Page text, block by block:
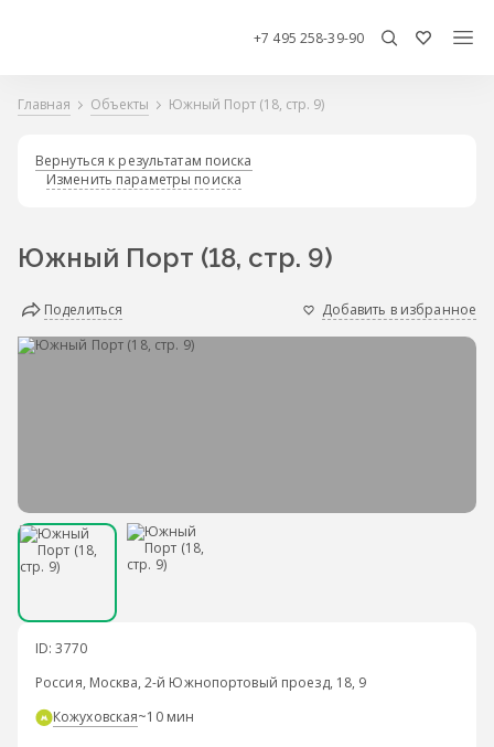
+7 495 258-39-90
Главная Объекты Южный Порт (18, стр. 9)
Вернуться к результатам поиска
Изменить параметры поиска
Южный Порт (18, стр. 9)
Поделиться Добавить в избранное
ID: 3770
Россия, Москва, 2-й Южнопортовый проезд, 18, 9
Кожуховская~10 мин